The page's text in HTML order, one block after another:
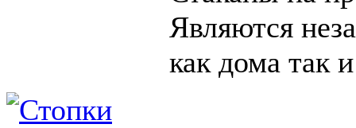
Являются
как дома так